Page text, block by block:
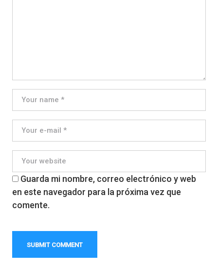
Guarda mi nombre, correo electrónico y web
en este navegador para la próxima vez que
comente.